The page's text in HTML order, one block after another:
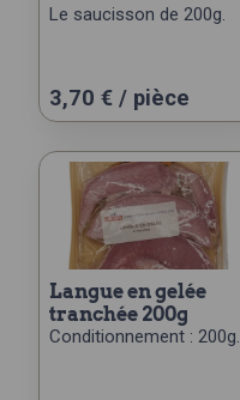
Le saucisson de 200g.
3,70 € / pièce
langue en gelée
tranchée 200g
Conditionnement : 200g.